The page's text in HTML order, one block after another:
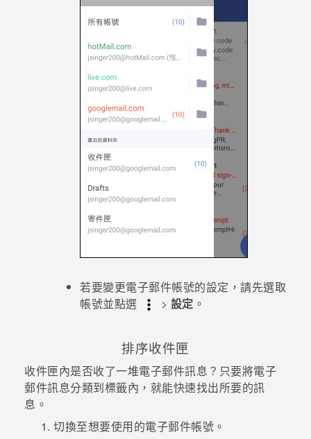
若要變更電子郵件帳號的設定，請先選取
帳號並點選
> 設定 。
排序收件匣
收件匣內是否收了一堆電子郵件訊息？只要將電子
郵件訊息分類到標籤內，就能快速找出所要的訊
息。
切換至想要使用的電子郵件帳號。